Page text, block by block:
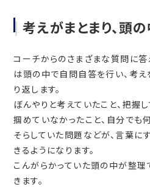
考えがまとまり、頭
コーチからのさまざまな質問に答
は頭の中で自問自答を行い、考
り返します。
ぼんやりと考えていたこと、把握
掴めていなかったこと、自分でも
そらしていた問題などが、言葉に
きるようになります。
こんがらかっていた頭の中が整理
きます。